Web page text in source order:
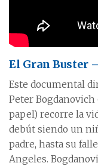
El Gran Buster
Este documental
Peter Bogdanovich
papel) recorre la
debút siendo un
padre, hasta su
Angeles.